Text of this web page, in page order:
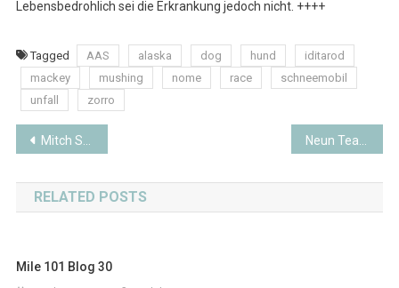
Lebensbedrohlich sei die Erkrankung jedoch nicht. ++++
Tagged AAS alaska dog hund
iditarod
mackey
mushing nome race
schneemobil
unfall
zorro
Beitragsnavigation
Mitch Seavey Erster im Ziel
RELATED POSTS
Mile 101 Blog 30